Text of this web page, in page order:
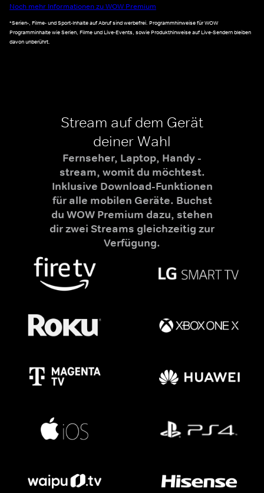
Noch mehr Informationen zu WOW Premium
*Serien-, Filme- und Sport-Inhalte auf Abruf sind werbefrei. Programmhinweise für WOW
Programminhalte wie Serien, Filme und Live-Events, sowie Produkthinweise auf Live-Sendern bleiben
davon unberührt.
Stream auf dem Gerät
deiner Wahl
Fernseher, Laptop, Handy -
stream, womit du möchtest.
Inklusive Download-Funktionen
für alle mobilen Geräte. Buchst
du WOW Premium dazu, stehen
dir zwei Streams gleichzeitig zur
Verfügung.